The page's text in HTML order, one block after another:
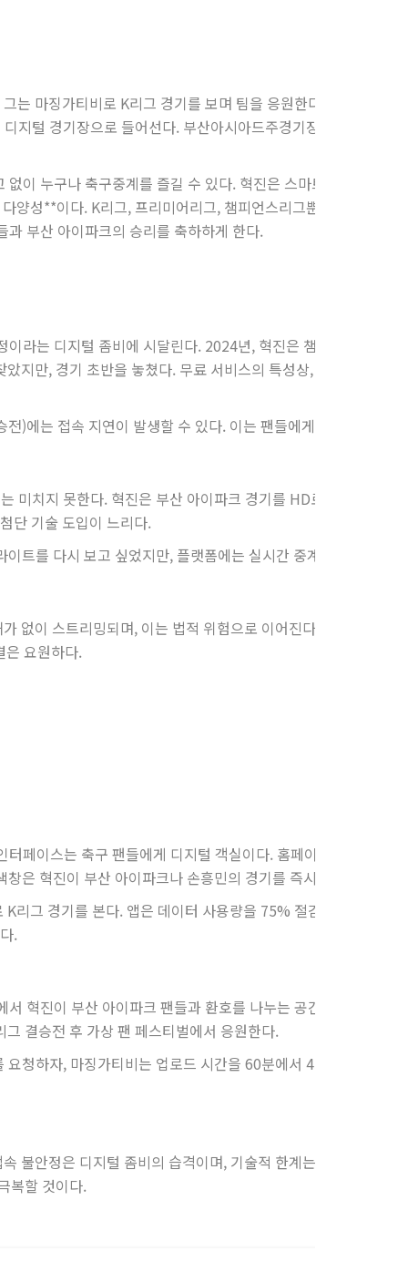
는 마징가티비로 K리그 경기를 보며 팀을 응원한다. 어느 날, 화
지털 경기장으로 들어선다. 부산아시아드주경기장의 잔디, 관중
이 누구나 축구중계를 즐길 수 있다. 혁진은 스마트폰으로 부산
양성**이다. K리그, 프리미어리그, 챔피언스리그뿐 아니라 지역
부산 아이파크의 승리를 축하하게 한다.
라는 디지털 좀비에 시달린다. 2024년, 혁진은 챔피언스리그
지만, 경기 초반을 놓쳤다. 무료 서비스의 특성상, 서버 유지와
)에는 접속 지연이 발생할 수 있다. 이는 팬들에게 아쉬움을 남긴
미치지 못한다. 혁진은 부산 아이파크 경기를 HD로 즐기지만,
단 기술 도입이 느리다.
트를 다시 보고 싶었지만, 플랫폼에는 실시간 중계만 남아 있었
없이 스트리밍되며, 이는 법적 위험으로 이어진다. 혁진은 지역
은 요원하다.
페이스는 축구 팬들에게 디지털 객실이다. 홈페이지에 접속하
은 혁진이 부산 아이파크나 손흥민의 경기를 즉시 찾게 한다.
리그 경기를 본다. 앱은 데이터 사용량을 75% 절감하며 배터리
.
혁진이 부산 아이파크 팬들과 환호를 나누는 공간이다. 팬 포
결승전 후 가상 팬 페스티벌에서 응원한다.
청하자, 마징가티비는 업로드 시간을 60분에서 45분으로 단축
불안정은 디지털 좀비의 습격이며, 기술적 한계는 열차의 속도
복할 것이다.